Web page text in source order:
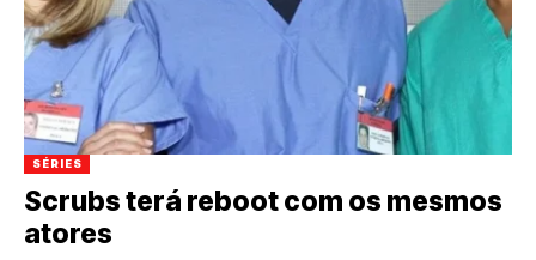
SÉRIES
Scrubs terá reboot com os mesmos
atores